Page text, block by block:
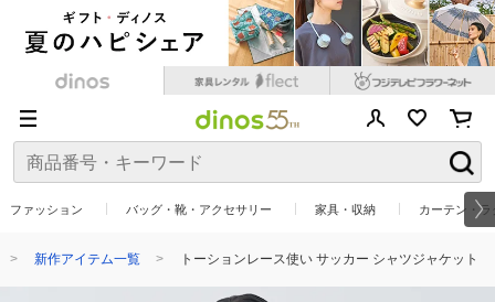
ファッション バッグ・靴・アクセサリー 家具・収納 カーテン・
新作アイテム一覧 トーションレース使い サッカー シャツジャケット